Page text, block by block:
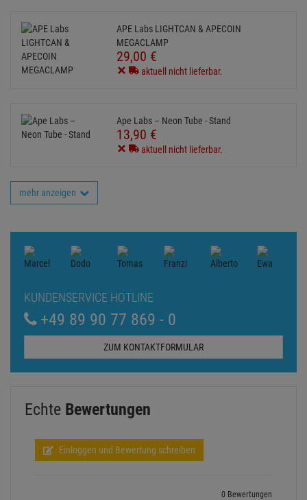
APE Labs LIGHTCAN & APECOIN
MEGACLAMP
29,00 €
aktuell nicht lieferbar.
Ape Labs – Neon Tube - Stand
13,90 €
aktuell nicht lieferbar.
mehr anzeigen
KUNDENSERVICE HOTLINE
+49 89 90 77 869 - 0
ZUM KONTAKTFORMULAR
Echte Bewertungen
Einloggen und Bewertung schreiben
0 Bewertungen